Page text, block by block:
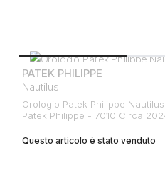
PATEK PHILIPPE
Nautilus
Orologio Patek Philippe
Patek Philippe - 7010 Circa
Questo articolo è stato venduto